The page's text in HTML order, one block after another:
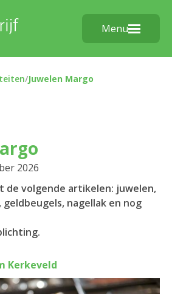
Menu
/Juwelen Margo
2026
de volgende artikelen: juwelen,
geldbeugels, nagellak en nog
Kerkeveld